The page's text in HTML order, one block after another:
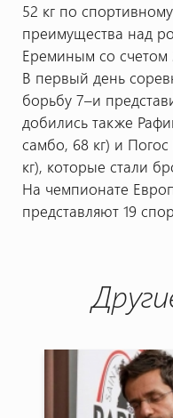
52 кг по
преимущества над
Ереминым со счетом
В первый день
борьбу 7–и
добились также
самбо, 68 кг) и
кг), которые стали
На чемпионате
представляют 19